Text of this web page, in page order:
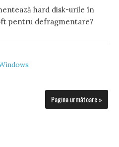
hard disk-urile în
pentru defragmentare?
Pagina următoare »